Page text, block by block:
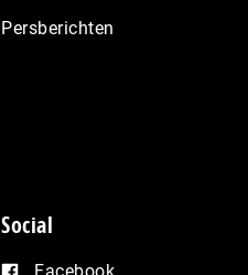
Persberichten
Social